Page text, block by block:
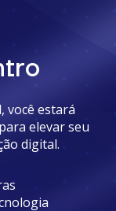
você estará
elevar seu
digital.